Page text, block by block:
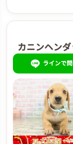
カニンヘン
ラインで